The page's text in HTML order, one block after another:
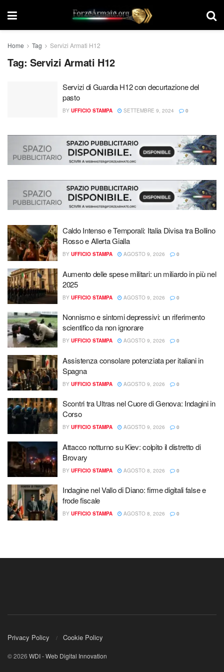
Home Tag Servizi Armati H12
Tag: Servizi Armati H12
Servizi di Guardia H12 con decurtazione del
pasto
BY UFFICIO STAMPA SETTEMBRE 9, 2024 0
Caldo Intenso e Temporali: Italia Divisa tra Bollino
Rosso e Allerta Gialla
BY UFFICIO STAMPA AGOSTO 9, 2026 0
Aumento delle spese militari: un miliardo in più nel
2025
BY UFFICIO STAMPA AGOSTO 9, 2026 0
Nonnismo e sintomi depressivi: un riferimento
scientifico da non ignorare
BY UFFICIO STAMPA AGOSTO 9, 2026 0
Assistenza consolare potenziata per italiani in
Spagna
BY UFFICIO STAMPA AGOSTO 9, 2026 0
Scontri tra Ultras nel Cuore di Genova: Indagini in
Corso
BY UFFICIO STAMPA AGOSTO 9, 2026 0
Attacco notturno su Kiev: colpito il distretto di
Brovary
BY UFFICIO STAMPA AGOSTO 8, 2026 0
Indagine nel Vallo di Diano: firme digitali false e
frode fiscale
BY UFFICIO STAMPA AGOSTO 8, 2026 0
Privacy Policy Cookie Policy
© 2026 WDI - Web Digital Innovation